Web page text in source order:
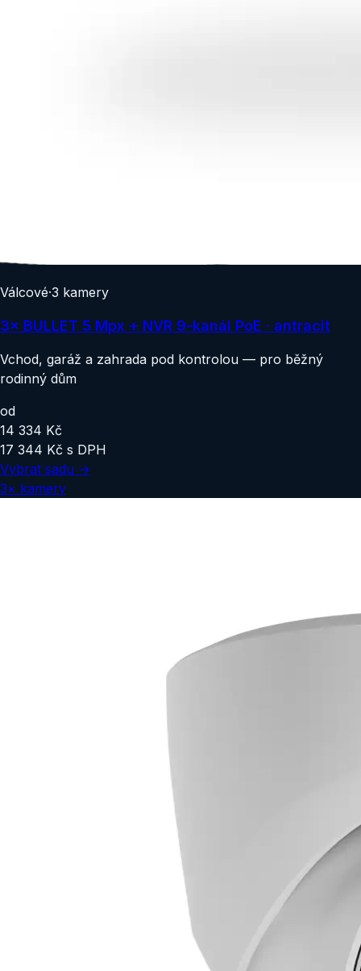
Válcové·3 kamery
3× BULLET 5 Mpx + NVR 9-kanál PoE · antracit
Vchod, garáž a zahrada pod kontrolou — pro běžný
rodinný dům
od
14 334 Kč
17 344 Kč s DPH
Vybrat sadu →
3× kamery